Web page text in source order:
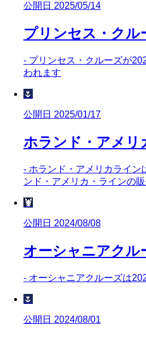
公開日 2025/05/14
プリンセス・クル
- プリンセス・クルーズが
われます
🌷
公開日 2025/01/17
ホランド・アメリ
- ホランド・アメリカライン
ンド・アメリカ・ラインの
🦞
公開日 2024/08/08
オーシャニアクル
- オーシャニアクルーズは
🌷
公開日 2024/08/01